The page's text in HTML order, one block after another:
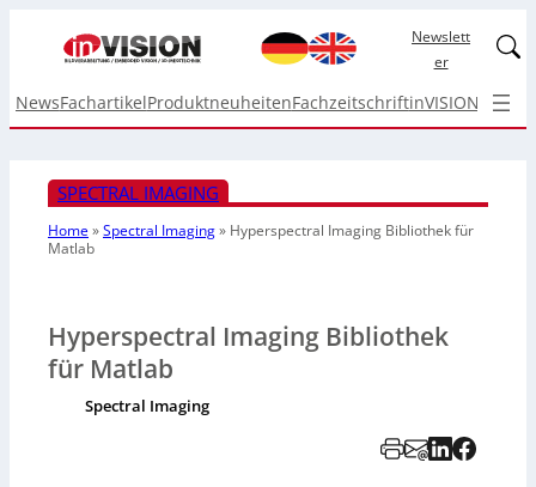
Newslett
er
NewsFachartikelProduktneuheitenFachzeitschriftinVISION Top
SPECTRAL IMAGING
Home»Spectral Imaging» Hyperspectral Imaging Bibliothek für
Matlab
Hyperspectral Imaging Bibliothek
für Matlab
Spectral Imaging